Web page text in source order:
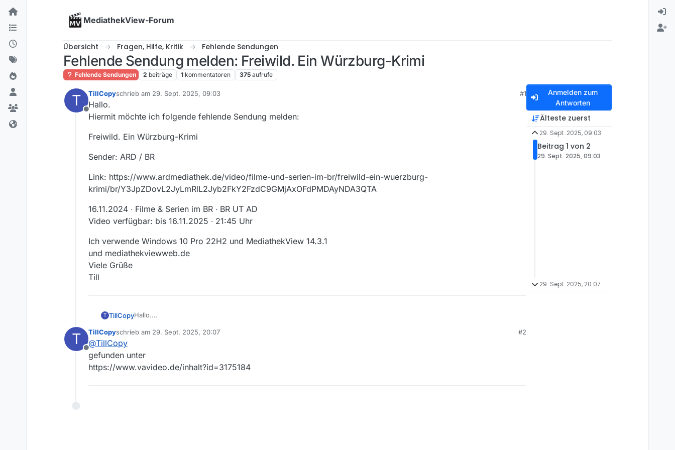
Skip to content
MediathekView-Forum
Übersicht Fragen, Hilfe, Kritik Fehlende Sendungen
Fehlende Sendung melden: Freiwild. Ein Würzburg-Krimi
Fehlende Sendungen 2 beiträge 1 kommentatoren 375 aufrufe
T
Offline
TillCopyschrieb am 29. Sept. 2025, 09:03
zuletzt editiert von
#1
Hallo.
Hiermit möchte ich folgende fehlende Sendung melden:
Freiwild. Ein Würzburg-Krimi
Sender: ARD / BR
Link: https://www.ardmediathek.de/video/filme-und-serien-im-br/freiwild-ein-wuerzburg-
krimi/br/Y3JpZDovL2JyLmRlL2Jyb2FkY2FzdC9GMjAxOFdPMDAyNDA3QTA
16.11.2024 ∙ Filme & Serien im BR ∙ BR UT AD
Video verfügbar: bis 16.11.2025 ∙ 21:45 Uhr
Ich verwende Windows 10 Pro 22H2 und MediathekView 14.3.1
und mediathekviewweb.de
Viele Grüße
Till
T TillCopyHallo.
Freiwild. Ein Würzburg-Krimi
Sender: ARD / BR
Link: https://www.ardmediathek.de/video/filme-und-serien-im-br/freiwild-ein-wuerzburg-
T
Offline
TillCopyschrieb am 29. Sept. 2025, 20:07
zuletzt editiert von
#2
@TillCopy
gefunden unter
https://www.vavideo.de/inhalt?id=3175184
Anmelden zum
Antworten
Älteste zuerst
29. Sept. 2025, 09:03
Beitrag 1 von 2
29. Sept. 2025, 09:03
29. Sept. 2025, 20:07